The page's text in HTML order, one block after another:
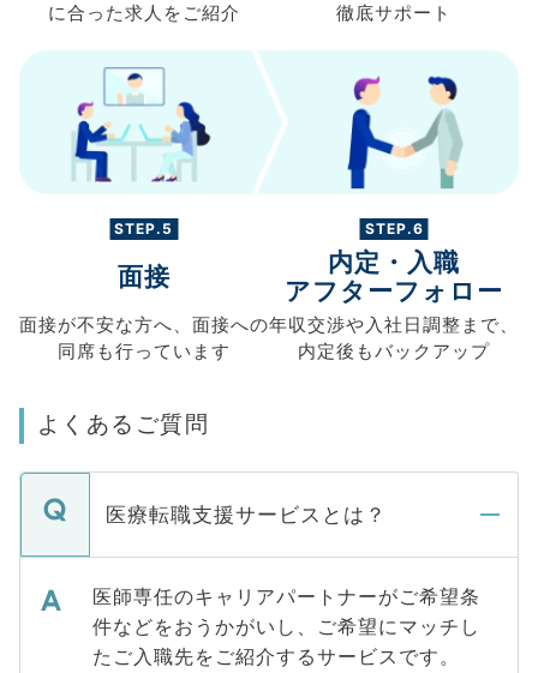
に合った求人を ご紹介
徹底サポート
STEP.5
面接
面接が不安な方へ、 面接への
同席も行っています
STEP.6
内定・入職
アフターフォロー
年収交渉や入社日調整まで、
内定後もバックアップ
よくあるご質問
医療転職支援サービスとは？
医師専任のキャリアパートナーがご希望条
件などをおうかがいし、ご希望にマッチし
たご入職先をご紹介するサービスです。